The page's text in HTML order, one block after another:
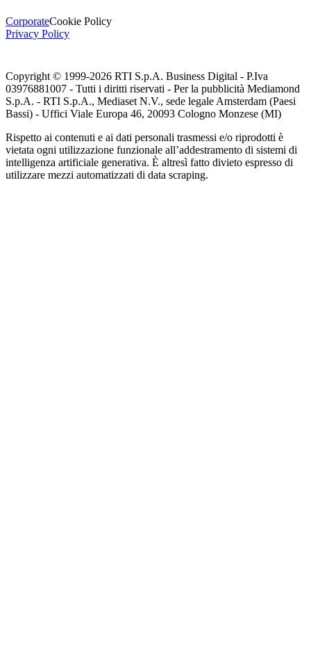
CorporateCookie Policy
Privacy Policy
Copyright © 1999-2026 RTI S.p.A. Business Digital - P.Iva
03976881007 - Tutti i diritti riservati - Per la pubblicità Mediamond
S.p.A. - RTI S.p.A., Mediaset N.V., sede legale Amsterdam (Paesi
Bassi) - Uffici Viale Europa 46, 20093 Cologno Monzese (MI)
Rispetto ai contenuti e ai dati personali trasmessi e/o riprodotti è
vietata ogni utilizzazione funzionale all’addestramento di sistemi di
intelligenza artificiale generativa. È altresì fatto divieto espresso di
utilizzare mezzi automatizzati di data scraping.